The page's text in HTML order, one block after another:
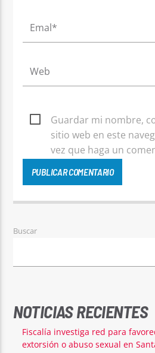
Guardar mi nombre,
sitio web en este
vez que haga un
Buscar
NOTICIAS RECIENTES
Fiscalía investiga red para
extorsión o abuso sexual en